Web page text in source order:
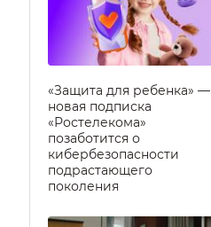
«Защита для ребенка» —
новая подписка
«Ростелекома»
позаботится о
кибербезопасности
подрастающего
поколения